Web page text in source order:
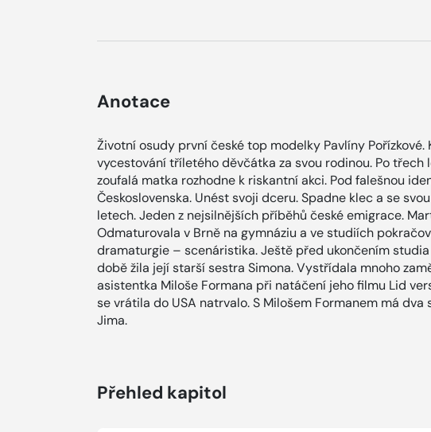
Anotace
Životní osudy první české top modelky Pavlíny
vycestování tříletého děvčátka za svou rodinou. Po třech
zoufalá matka rozhodne k riskantní akci. Pod falešnou
Československa. Unést svoji dceru. Spadne klec a se
letech. Jeden z nejsilnějších příběhů české emigrace.
Odmaturovala v Brně na gymnáziu a ve studiích
dramaturgie – scenáristika. Ještě před ukončením studia
době žila její starší sestra Simona. Vystřídala mnoho
asistentka Miloše Formana při natáčení jeho filmu Lid
se vrátila do USA natrvalo. S Milošem Formanem má
Jima.
Přehled kapitol